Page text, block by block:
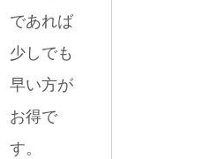
であれば
少しでも
早い方が
お得で
す。